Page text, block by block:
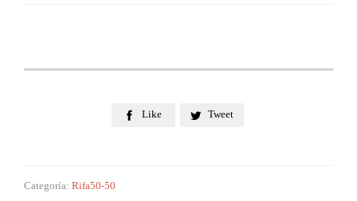
50-
 Like  Tweet
Categoría: Rifa50-50